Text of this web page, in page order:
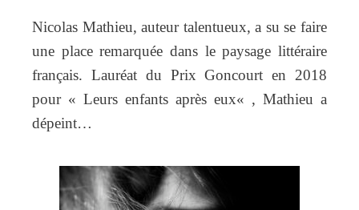
Nicolas Mathieu, auteur talentueux, a su se faire
une place remarquée dans le paysage littéraire
français. Lauréat du Prix Goncourt en 2018
pour « Leurs enfants après eux« , Mathieu a
dépeint…